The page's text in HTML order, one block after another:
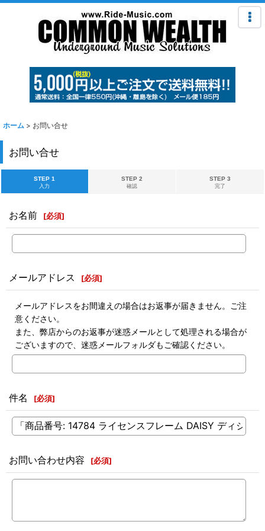
ホーム > お問い合せ
お問い合せ
STEP 1
入力
STEP 2
確認
STEP 3
完了
お名前 [必須]
メールアドレス [必須]
メールアドレスをお間違えの場合はお返事が届きません。ご注
意ください。
また、弊店からのお返事が迷惑メールとして処理される場合が
ございますので、迷惑メールフォルダもご確認ください。
件名 [必須]
お問い合わせ内容 [必須]